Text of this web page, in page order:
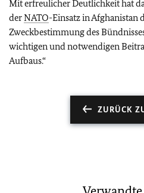
Mit erfreulicher Deutlichkeit hat
derNATO-Einsatz in Afghanistan
Zweckbestimmung des
wichtigen und notwendigen
Aufbaus.“
ZURÜCK